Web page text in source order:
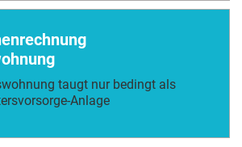
taugt nur bedingt als
Anlage